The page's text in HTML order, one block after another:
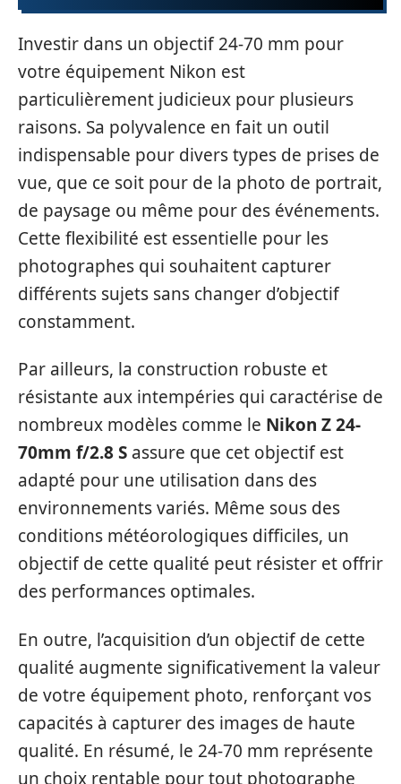
Investir dans un objectif 24-70 mm pour
votre équipement Nikon est
particulièrement judicieux pour plusieurs
raisons. Sa polyvalence en fait un outil
indispensable pour divers types de prises de
vue, que ce soit pour de la photo de portrait,
de paysage ou même pour des événements.
Cette flexibilité est essentielle pour les
photographes qui souhaitent capturer
différents sujets sans changer d’objectif
constamment.
Par ailleurs, la construction robuste et
résistante aux intempéries qui caractérise de
nombreux modèles comme le Nikon Z 24-
70mm f/2.8 S assure que cet objectif est
adapté pour une utilisation dans des
environnements variés. Même sous des
conditions météorologiques difficiles, un
objectif de cette qualité peut résister et offrir
des performances optimales.
En outre, l’acquisition d’un objectif de cette
qualité augmente significativement la valeur
de votre équipement photo, renforçant vos
capacités à capturer des images de haute
qualité. En résumé, le 24-70 mm représente
un choix rentable pour tout photographe